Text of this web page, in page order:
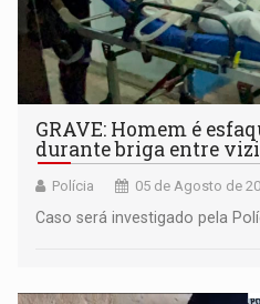
GRAVE: Homem é
durante briga entre
Polícia 05 de Agosto de
Caso será investigado pela